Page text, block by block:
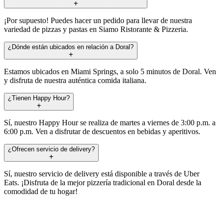
¡Por supuesto! Puedes hacer un pedido para llevar de nuestra
variedad de pizzas y pastas en Siamo Ristorante & Pizzeria.
¿Dónde están ubicados en relación a Doral?
Estamos ubicados en Miami Springs, a solo 5 minutos de Doral. Ven
y disfruta de nuestra auténtica comida italiana.
¿Tienen Happy Hour?
Sí, nuestro Happy Hour se realiza de martes a viernes de 3:00 p.m. a
6:00 p.m. Ven a disfrutar de descuentos en bebidas y aperitivos.
¿Ofrecen servicio de delivery?
Sí, nuestro servicio de delivery está disponible a través de Uber
Eats. ¡Disfruta de la mejor pizzería tradicional en Doral desde la
comodidad de tu hogar!